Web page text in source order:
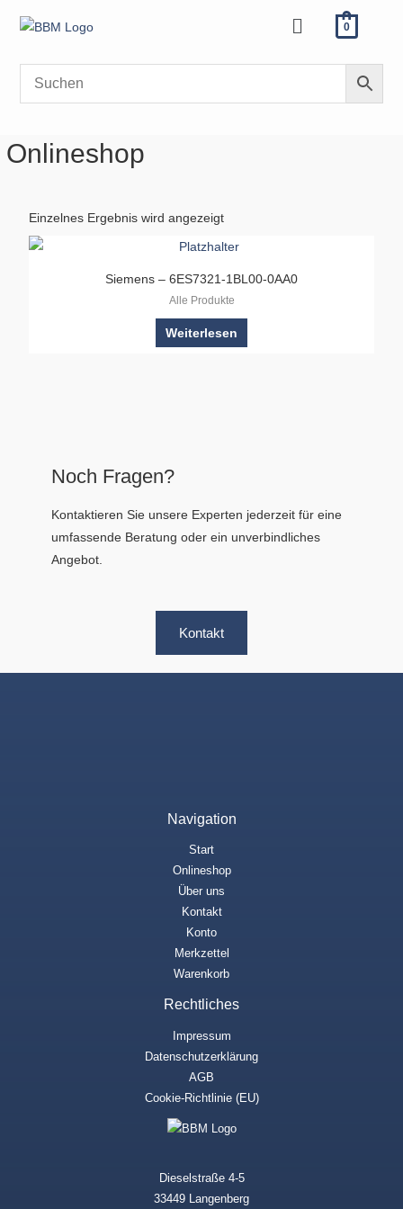
Inhalt
Menü 0
Onlineshop
Einzelnes Ergebnis wird angezeigt
Siemens – 6ES7321-1BL00-0AA0
Alle Produkte
Weiterlesen
Noch Fragen?
Kontaktieren Sie unsere Experten jederzeit für eine
umfassende Beratung oder ein unverbindliches
Angebot.
Kontakt
Navigation
Start
Onlineshop
Über uns
Kontakt
Konto
Merkzettel
Warenkorb
Rechtliches
Impressum
Datenschutzerklärung
AGB
Cookie-Richtlinie (EU)
Dieselstraße 4-5
33449 Langenberg